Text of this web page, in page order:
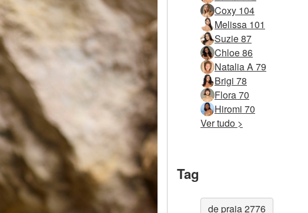
Coxy 104
Melissa 101
Suzie 87
Chloe 86
Natalia A 79
Brigi 78
Flora 70
Hiromi 70
Ver tudo >
Tag
de praia 2776